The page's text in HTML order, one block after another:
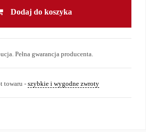
Dodaj do koszyka
Pełna gwarancja producenta.
towaru - szybkie i wygodne zwroty